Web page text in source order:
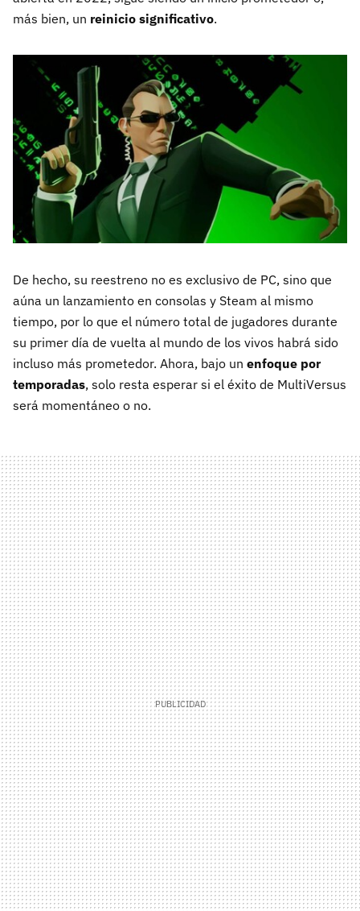
más bien, un reinicio significativo.
De hecho, su reestreno no es exclusivo de PC, sino que
aúna un lanzamiento en consolas y Steam al mismo
tiempo, por lo que el número total de jugadores durante
su primer día de vuelta al mundo de los vivos habrá sido
incluso más prometedor. Ahora, bajo un enfoque por
temporadas, solo resta esperar si el éxito de MultiVersus
será momentáneo o no.